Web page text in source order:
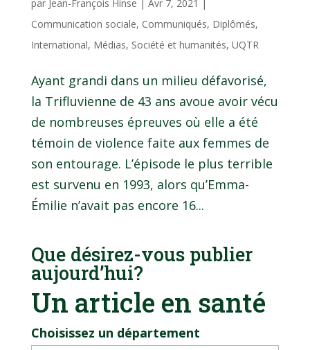
par Jean-François Hinse | Avr 7, 2021 |
Communication sociale, Communiqués, Diplômés,
International, Médias, Société et humanités, UQTR
Ayant grandi dans un milieu défavorisé,
la Trifluvienne de 43 ans avoue avoir vécu
de nombreuses épreuves où elle a été
témoin de violence faite aux femmes de
son entourage. L’épisode le plus terrible
est survenu en 1993, alors qu’Emma-
Émilie n’avait pas encore 16...
Que désirez-vous publier
aujourd’hui?
Un article en santé
Choisissez un département